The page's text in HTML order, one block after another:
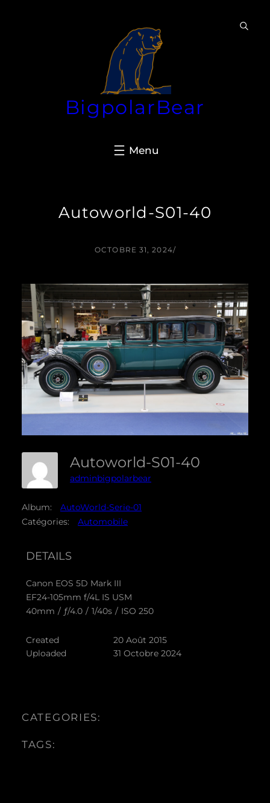
BigpolarBear
Autoworld-S01-40
OCTOBRE 31, 2024/
Autoworld-S01-40
adminbigpolarbear
Album:
AutoWorld-Serie-01
Catégories:
Automobile
DETAILS
Canon EOS 5D Mark III
EF24-105mm f/4L IS USM
40mm / ƒ/4.0 / 1/40s / ISO 250
Created
20 Août 2015
Uploaded
31 Octobre 2024
CATEGORIES:
TAGS: